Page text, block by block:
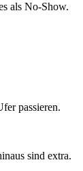
als No-Show.
passieren.
sind extra.